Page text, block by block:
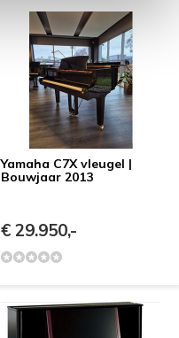
Yamaha C7X vleugel |
Bouwjaar 2013
€ 29.950,-